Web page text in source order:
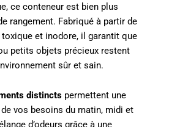
ce conteneur est bien plus
rangement. Fabriqué à partir de
et inodore, il garantit que
petits objets précieux restent
sûr et sain.
distincts permettent une
vos besoins du matin, midi et
d’odeurs grâce à une